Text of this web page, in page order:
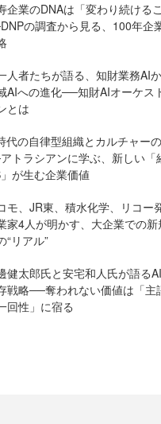
企業のDNAは「変わり続けるこ
の調査から見る、100年企
人者たちが語る、知財業務AI
AIへの進化──知財AIオーケス
とは
代の自律型組織とカルチャー
トラシアンに学ぶ、新しい「
が生む企業価値
モ、JR東、積水化学、リコー
家4人が明かす、大企業での
“リアル”
健太郎氏と安宅和人氏が語る
戦略──奪われない価値は「主
回性」に宿る